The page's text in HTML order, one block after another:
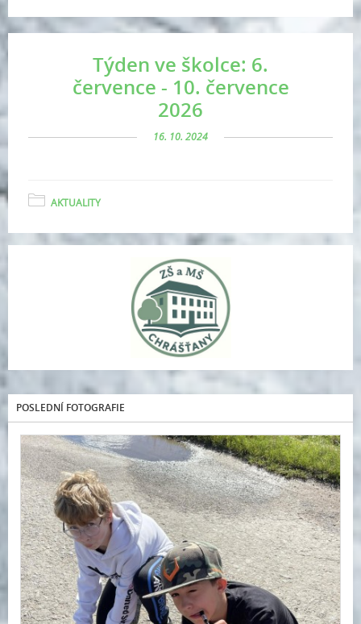
Týden ve školce: 6.
července - 10. července
2026
16. 10. 2024
AKTUALITY
POSLEDNÍ FOTOGRAFIE